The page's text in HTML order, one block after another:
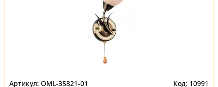
OML-35821-01 10991